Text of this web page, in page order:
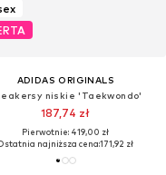
ADIDAS ORIGINALS
niskie 'Taekwondo'
187,74 zł
Pierwotnie: 419,00 zł
najniższa cena:171,92 zł